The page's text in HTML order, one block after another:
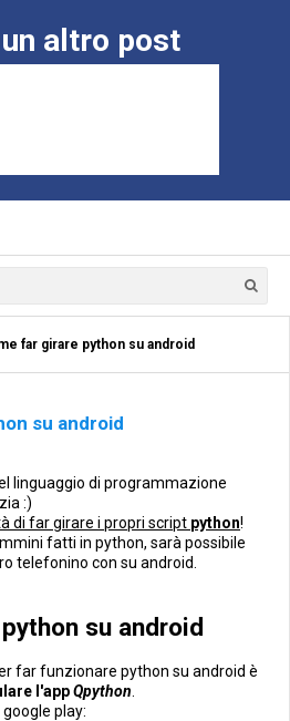
altro post
far girare python su android
su android
linguaggio di programmazione
:)
di far girare i propri script python!
fatti in python, sarà possibile
telefonino con su android.
su android
far funzionare python su android è
l'appQpython
play: